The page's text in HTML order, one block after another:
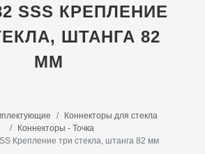
SSS КРЕПЛЕНИЕ
ШТАНГА 82
ММ
Коннекторы для стекла
Коннекторы - Точка
Крепление три стекла, штанга 82 мм